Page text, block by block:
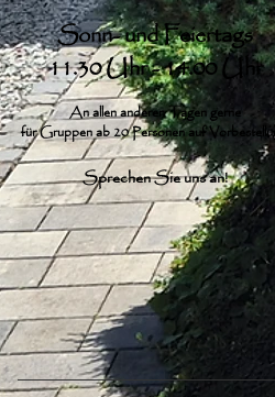
Sonn- und Feiertags
11.30 Uhr - 14.00 Uhr
An allen anderen Tagen gerne
für Gruppen ab 20 Personen auf
Sprechen Sie uns an!